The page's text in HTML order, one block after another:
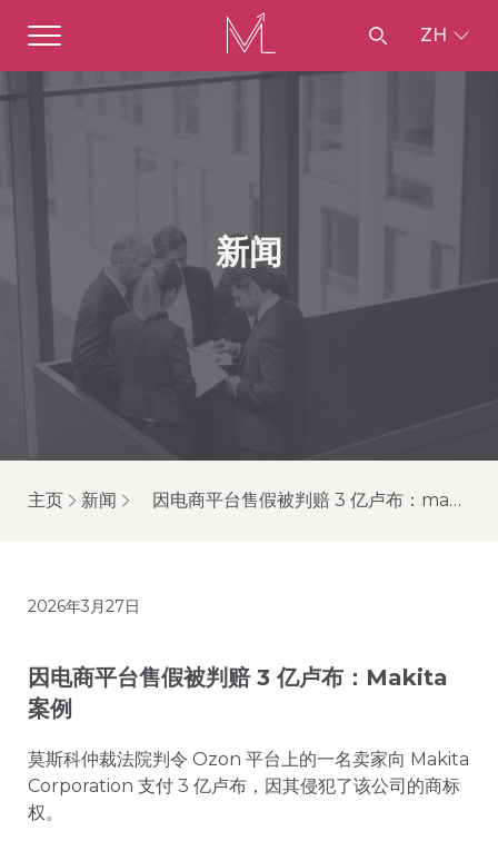
ZH
新闻
主页 新闻 因电商平台售假被判赔 3 亿卢布：makita 案例
2026年3月27日
因电商平台售假被判赔 3 亿卢布：Makita
案例
莫斯科仲裁法院判令 Ozon 平台上的一名卖家向 Makita
Corporation 支付 3 亿卢布，因其侵犯了该公司的商标
权。